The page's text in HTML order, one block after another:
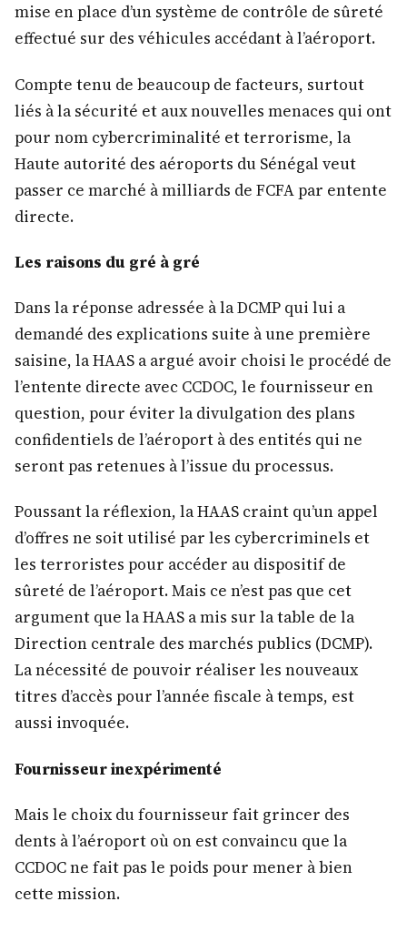
mise en place d’un système de contrôle de sûreté
effectué sur des véhicules accédant à l’aéroport.
Compte tenu de beaucoup de facteurs, surtout
liés à la sécurité et aux nouvelles menaces qui ont
pour nom cybercriminalité et terrorisme, la
Haute autorité des aéroports du Sénégal veut
passer ce marché à milliards de FCFA par entente
directe.
Les raisons du gré à gré
Dans la réponse adressée à la DCMP qui lui a
demandé des explications suite à une première
saisine, la HAAS a argué avoir choisi le procédé de
l’entente directe avec CCDOC, le fournisseur en
question, pour éviter la divulgation des plans
confidentiels de l’aéroport à des entités qui ne
seront pas retenues à l’issue du processus.
Poussant la réflexion, la HAAS craint qu’un appel
d’offres ne soit utilisé par les cybercriminels et
les terroristes pour accéder au dispositif de
sûreté de l’aéroport. Mais ce n’est pas que cet
argument que la HAAS a mis sur la table de la
Direction centrale des marchés publics (DCMP).
La nécessité de pouvoir réaliser les nouveaux
titres d’accès pour l’année fiscale à temps, est
aussi invoquée.
Fournisseur inexpérimenté
Mais le choix du fournisseur fait grincer des
dents à l’aéroport où on est convaincu que la
CCDOC ne fait pas le poids pour mener à bien
cette mission.